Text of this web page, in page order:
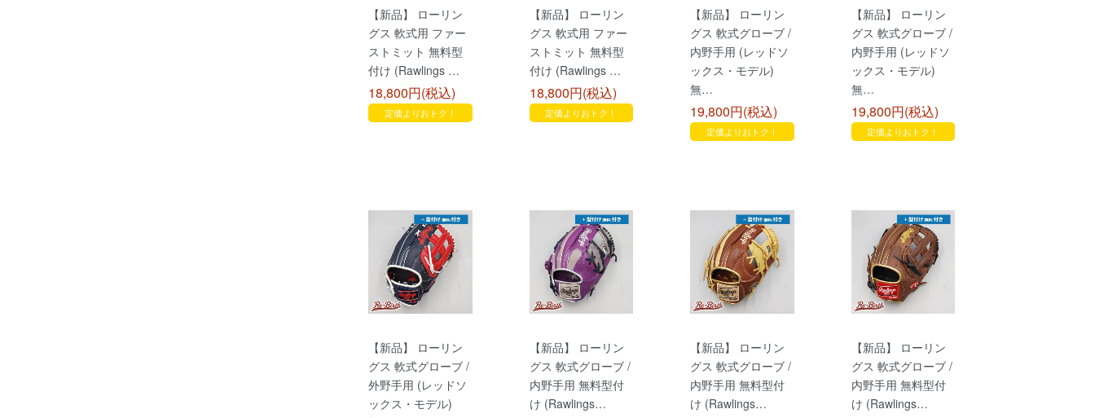
【新品】 ローリン
グス 軟式用 ファー
ストミット 無料型
付け (Rawlings …
18,800円(税込)
定価よりおトク！
【新品】 ローリン
グス 軟式用 ファー
ストミット 無料型
付け (Rawlings …
18,800円(税込)
定価よりおトク！
【新品】 ローリン
グス 軟式グローブ /
内野手用 (レッドソ
ックス・モデル)
無…
19,800円(税込)
定価よりおトク！
【新品】 ローリン
グス 軟式グローブ /
内野手用 (レッドソ
ックス・モデル)
無…
19,800円(税込)
定価よりおトク！
【新品】 ローリン
グス 軟式グローブ /
外野手用 (レッドソ
ックス・モデル)
【新品】 ローリン
グス 軟式グローブ /
内野手用 無料型付
け (Rawlings…
【新品】 ローリン
グス 軟式グローブ /
内野手用 無料型付
け (Rawlings…
【新品】 ローリン
グス 軟式グローブ /
内野手用 無料型付
け (Rawlings…